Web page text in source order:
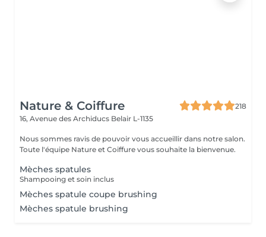
Nature & Coiffure
218
16, Avenue des Archiducs Belair L-1135
Nous sommes ravis de pouvoir vous accueillir dans notre salon.
Toute l'équipe Nature et Coiffure vous souhaite la bienvenue.
Mèches spatules
Shampooing et soin inclus
Mèches spatule coupe brushing
Mèches spatule brushing